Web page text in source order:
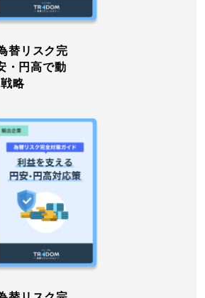
替リスク完
・円高で動
略